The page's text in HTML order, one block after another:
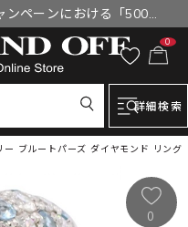
ンペーンにおける「500円
と補填について
0
詳細検索
ー ブルートパーズ ダイヤモンド リン
0